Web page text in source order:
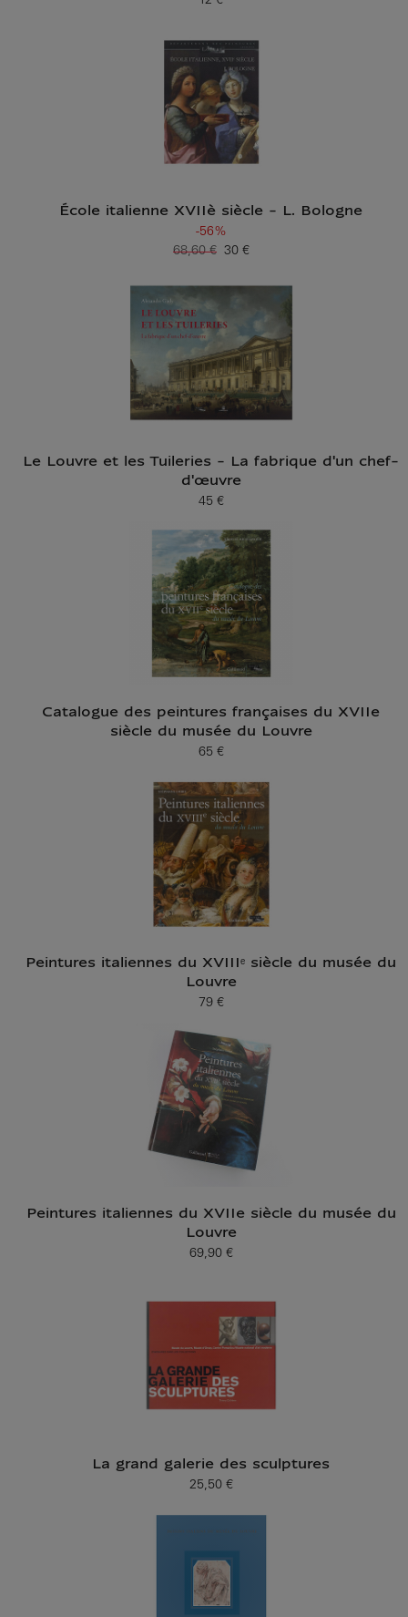
Prix ​​actuel
École italienne XVIIè siècle - L. Bologne
-56%
Prix ​​actuel
30 €
Ancien prix
68,60 €
Le Louvre et les Tuileries - La fabrique d'un chef-
d'œuvre
Prix ​​actuel
45 €
Catalogue des peintures françaises du XVIIe
siècle du musée du Louvre
Prix ​​actuel
65 €
Peintures italiennes du XVIIIᵉ siècle du musée du
Louvre
Prix ​​actuel
79 €
Peintures italiennes du XVIIe siècle du musée du
Louvre
Prix ​​actuel
69,90 €
La grand galerie des sculptures
Prix ​​actuel
25,50 €